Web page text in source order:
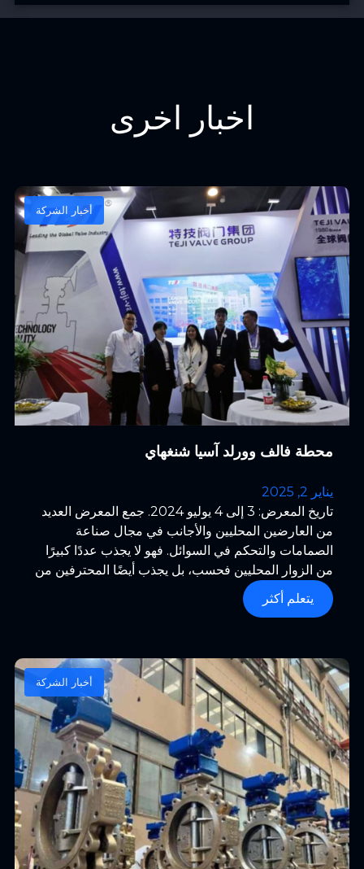
اخبار اخرى
أخبار الشركة
محطة فالف وورلد آسيا شنغهاي
يناير 2, 2025
تاريخ المعرض: 3 إلى 4 يوليو 2024. جمع المعرض العديد
من العارضين المحليين والأجانب في مجال صناعة
الصمامات والتحكم في السوائل. فهو لا يجذب عددًا كبيرًا
من الزوار المحليين فحسب، بل يجذب أيضًا المحترفين من
روسيا وسنغافورة وفيتنام والهند وتايلاند وإندونيسيا وكوريا
الجنوبية وبيلاروسيا وإسبانيا والأرجنتين وتشيلي وما إلى
يتعلم أكثر
أخبار الشركة